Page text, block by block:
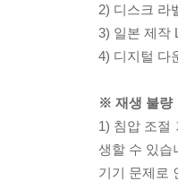
2) 디스크 라
3) 일본 제작
4) 디지털 다
※ 재생 불량
1) 침압 조절
생할 수 있습
기기 문제로